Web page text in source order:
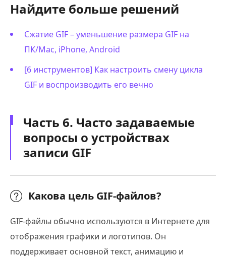
Найдите больше решений
Сжатие GIF – уменьшение размера GIF на
ПК/Mac, iPhone, Android
[6 инструментов] Как настроить смену цикла
GIF и воспроизводить его вечно
Часть 6. Часто задаваемые
вопросы о устройствах
записи GIF
Какова цель GIF-файлов?
GIF-файлы обычно используются в Интернете для
отображения графики и логотипов. Он
поддерживает основной текст, анимацию и